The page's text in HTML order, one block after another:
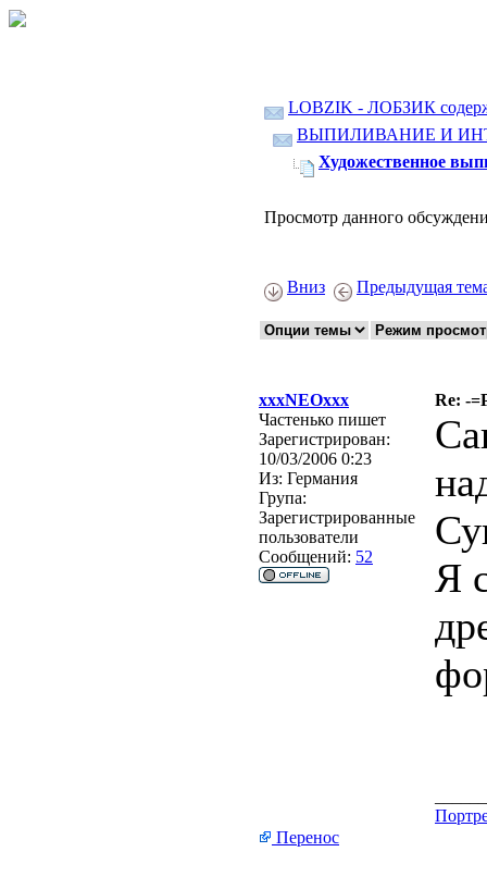
LOBZIK - ЛОБЗИК
ВЫПИЛИВАНИЕ И
Художественное
Просмотр данного
Вниз Предыдущая
xxxNEOxxx
Re: -
Частенько пишет
Зарегистрирован:
10/03/2006 0:23
Из: Германия
Група:
Зарегистрированные
пользователи
Сообщений: 52
Я
Перенос